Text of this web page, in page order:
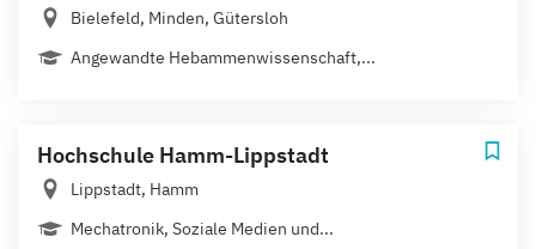
Bielefeld, Minden, Gütersloh
Angewandte Hebammenwissenschaft,...
Hochschule Hamm-Lippstadt
Lippstadt, Hamm
Mechatronik, Soziale Medien und...